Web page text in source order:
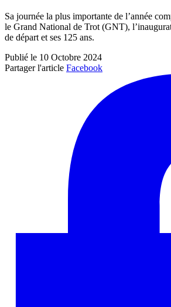
Sa journée la plus importante de l’année
le Grand National de Trot (GNT),
de départ et ses 125 ans.
Publié le 10 Octobre 2024
Partager l'article Facebook